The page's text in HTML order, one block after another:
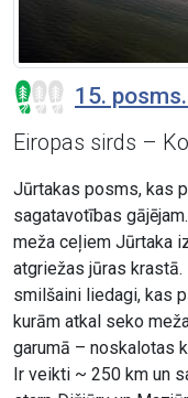
15.
Eiropas sirds –
Jūrtakas posms, kas
sagatavotības
meža ceļiem Jūrtaka
atgriežas jūras
smilšaini liedagi, kas
kurām atkal seko
garumā – noskalotas
Ir veikti ~ 250 km un